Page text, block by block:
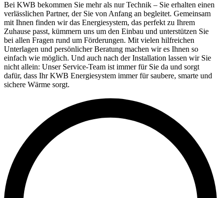
Bei KWB bekommen Sie mehr als nur Technik – Sie erhalten einen
verlässlichen Partner, der Sie von Anfang an begleitet. Gemeinsam
mit Ihnen finden wir das Energiesystem, das perfekt zu Ihrem
Zuhause passt, kümmern uns um den Einbau und unterstützen Sie
bei allen Fragen rund um Förderungen. Mit vielen hilfreichen
Unterlagen und persönlicher Beratung machen wir es Ihnen so
einfach wie möglich. Und auch nach der Installation lassen wir Sie
nicht allein: Unser Service-Team ist immer für Sie da und sorgt
dafür, dass Ihr KWB Energiesystem immer für saubere, smarte und
sichere Wärme sorgt.